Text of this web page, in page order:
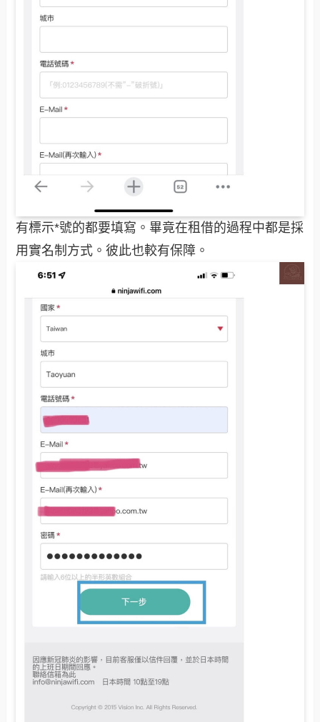
有標示*號的都要填寫。畢竟在租借的過程中都是採
用實名制方式。彼此也較有保障。